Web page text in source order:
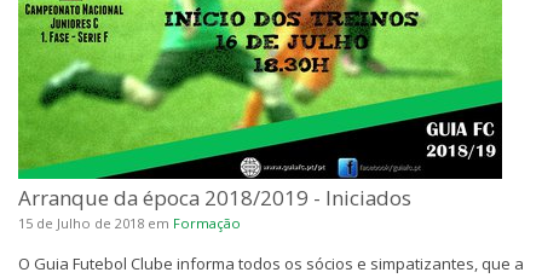
Arranque da época 2018/2019 - Iniciados
15 de Julho de 2018 em Formação
O Guia Futebol Clube informa todos os sócios e simpatizantes, que a